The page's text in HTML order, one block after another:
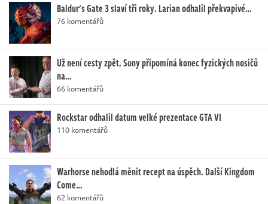
Baldur's Gate 3 slaví tři roky. Larian odhalil překvapivé…
76 komentářů
Už není cesty zpět. Sony připomíná konec fyzických nosičů
na…
66 komentářů
Rockstar odhalil datum velké prezentace GTA VI
110 komentářů
Warhorse nehodlá měnit recept na úspěch. Další Kingdom
Come…
62 komentářů